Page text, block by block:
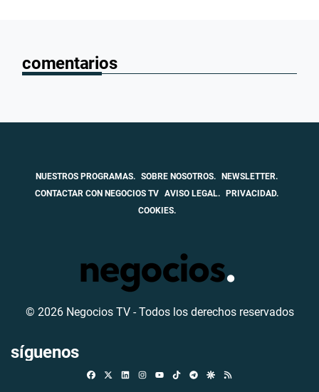
comentarios
NUESTROS PROGRAMAS. SOBRE NOSOTROS.
NEWSLETTER.
CONTACTAR CON NEGOCIOS TV AVISO LEGAL.
PRIVACIDAD.
COOKIES.
© 2026 Negocios TV - Todos los derechos reservados
síguenos
FacebookLinkedinInstagramTikTokTelegramGoogle Discover